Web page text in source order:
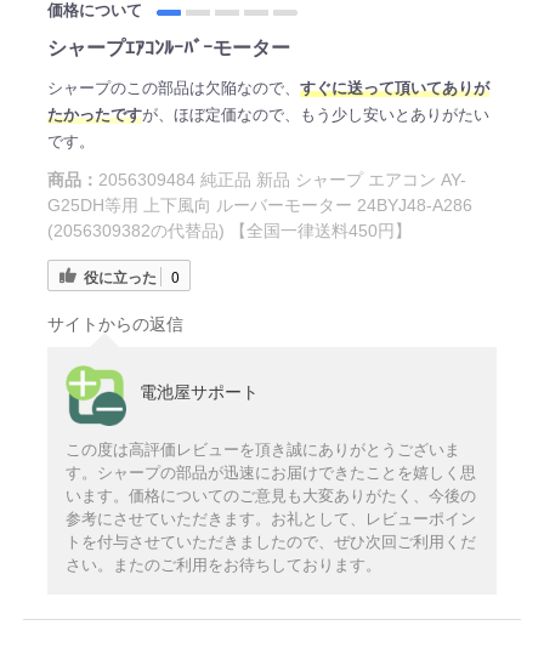
価格について
シャープｴｱｺﾝﾙｰﾊﾞｰモーター
シャープのこの部品は欠陥なので、 すぐに送って頂いてありが
たかったですが、ほぼ定価なので、もう少し安いとありがたい
です。
商品： 2056309484 純正品 新品 シャープ エアコン AY-
G25DH等用 上下風向 ルーバーモーター 24BYJ48-A286
(2056309382の代替品) 【全国一律送料450円】
役に立った 0
サイトからの返信
電池屋サポート
この度は高評価レビューを頂き誠にありがとうございま
す。シャープの部品が迅速にお届けできたことを嬉しく思
います。価格についてのご意見も大変ありがたく、今後の
参考にさせていただきます。お礼として、レビューポイン
トを付与させていただきましたので、ぜひ次回ご利用くだ
さい。またのご利用をお待ちしております。